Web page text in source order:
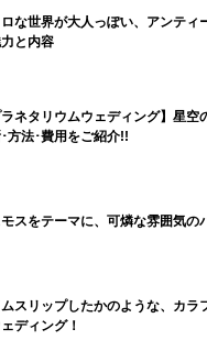
ロな世界が大人っぽい、アンティ
と内容
ラネタリウムウェディング】星空
方法･費用をご紹介!!
スをテーマに、可燐な雰囲気の
スリップしたかのような、カラ
ディング！